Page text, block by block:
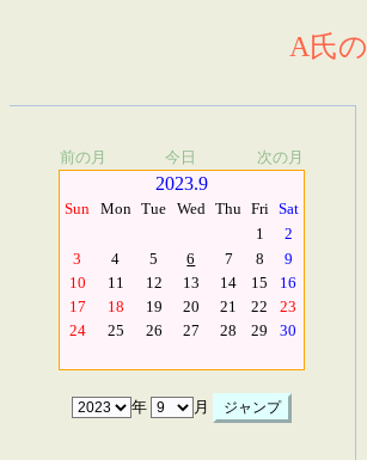
A氏
前の月 今日 次の月
2023.9
Sun Mon Tue Wed Thu Fri Sat
1
2
3
4 5 6 7 8
9
10
11 12 13 14 15
16
17
18 19 20 21 22
23
24
25 26 27 28 29 30
年 月